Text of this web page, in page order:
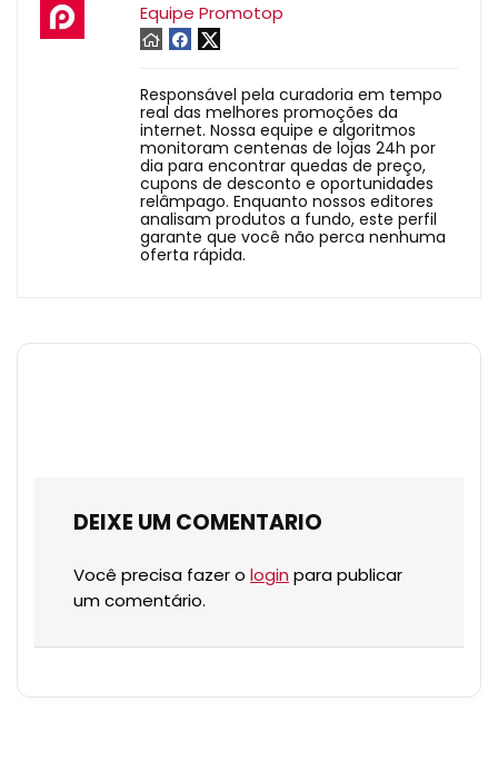
Equipe Promotop
Responsável pela curadoria em tempo
real das melhores promoções da
internet. Nossa equipe e algoritmos
monitoram centenas de lojas 24h por
dia para encontrar quedas de preço,
cupons de desconto e oportunidades
relâmpago. Enquanto nossos editores
analisam produtos a fundo, este perfil
garante que você não perca nenhuma
oferta rápida.
DEIXE UM COMENTARIO
Você precisa fazer o login para publicar
um comentário.